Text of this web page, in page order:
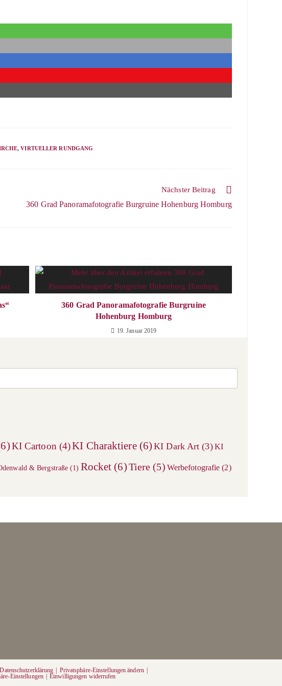
, VIRTUELLER RUNDGANG
Nächster Beitrag
360 Grad Panoramafotografie Burgruine Hohenburg Homburg
360 Grad Panoramafotografie Burgruine
Hohenburg Homburg
19. Januar 2019
Escape
KI Cartoon (4)KI Charaktiere(6) KI Dark Art (3)KI
& Bergstraße (1) Rocket (6)Tiere (5) Werbefotografie (2)
Datenschutzerklärung
Privatsphäre-Einstellungen ändern
Einstellungen
Einwilligungen widerrufen